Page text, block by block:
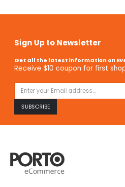
Sign Up to Newsletter
Get all the latest information on
Receive $10 coupon for first